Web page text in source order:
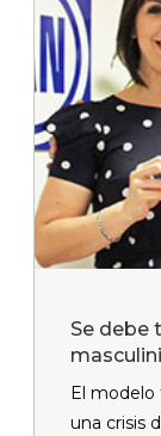
Se debe
El modelo
una crisis